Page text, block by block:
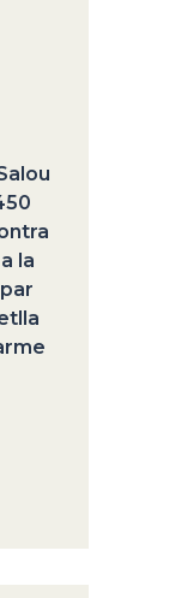
la